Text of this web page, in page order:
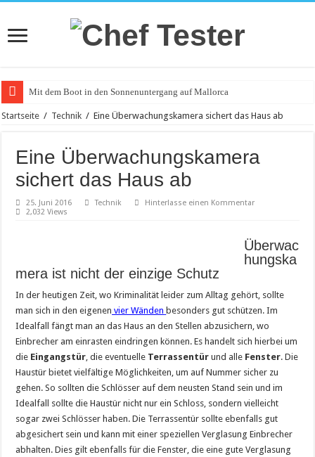
Mit dem Boot in den Sonnenuntergang auf Mallorca
Catering an Silvester
Modischer Schmuck für Damen und Herren
Piercings – Weit verbreitet und beliebt
Klemmbausteine – beliebt bei Groß und Klein
Masken bedrucken lassen
Tattoo-Entfernung wird immer beliebter
Startseite / Technik / Eine Überwachungskamera sichert das Haus ab
Eine Überwachungskamera
sichert das Haus ab
25. Juni 2016 Technik
Hinterlasse einen Kommentar
2,032 Views
Überwac
hungska
mera ist nicht der einzige Schutz
In der heutigen Zeit, wo Kriminalität leider zum Alltag gehört, sollte
man sich in den eigenen vier Wänden besonders gut schützen. Im
Idealfall fängt man an das Haus an den Stellen abzusichern, wo
Einbrecher am einrasten eindringen können. Es handelt sich hierbei um
die Eingangstür, die eventuelle Terrassentür und alle Fenster. Die
Haustür bietet vielfältige Möglichkeiten, um auf Nummer sicher zu
gehen. So sollten die Schlösser auf dem neusten Stand sein und im
Idealfall sollte die Haustür nicht nur ein Schloss, sondern vielleicht
sogar zwei Schlösser haben. Die Terrassentür sollte ebenfalls gut
abgesichert sein und kann mit einer speziellen Verglasung Einbrecher
abhalten. Dies gilt ebenfalls für die Fenster, die eine gute Verglasung